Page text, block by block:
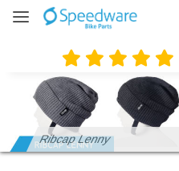
Ribcap Lenny